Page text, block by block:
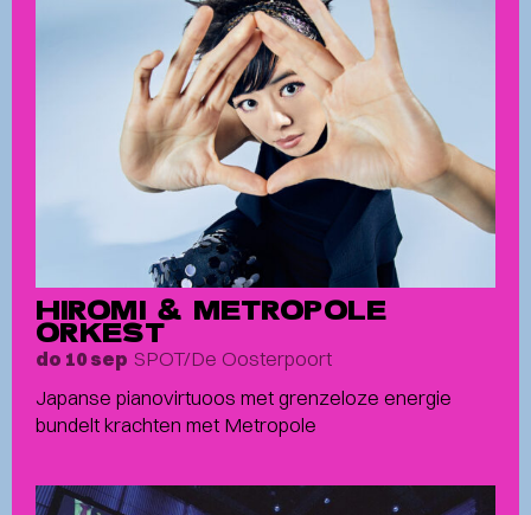
HIROMI & METROPOLE
ORKEST
do 10 sep SPOT/De Oosterpoort
Japanse pianovirtuoos met grenzeloze energie
bundelt krachten met Metropole